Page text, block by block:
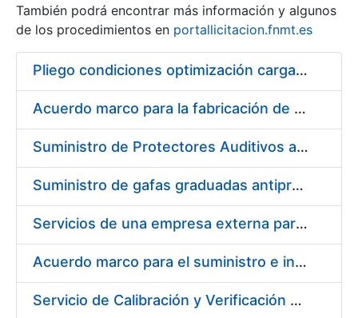
Erakutsi/Ezkutatu
También podrá encontrar más información y algunos
de los procedimientos en portallicitacion.fnmt.es
Pliego condiciones optimización cargas compras firmado
Acuerdo marco para la fabricación de piezas
Suministro de Protectores Auditivos a medida para las personas trabajadoras de los Centros de Trabajo de Madrid y Burgos
Suministro de gafas graduadas antiproyecciones para los trabajadores de la FNMT-RCM en los centros de trabajo de Madrid y Burgos
Servicios de una empresa externa para el asesoramiento y resolución de los recursos de alzada que se presentan relacionados con procesos de selección para la FNMT-RCM
Acuerdo marco para el suministro e instalación de persianas, estores y otros complementos
Servicio de Calibración y Verificación Externa de los Equipos de Medición del Servicio de Prevención de la FNMT-RCM